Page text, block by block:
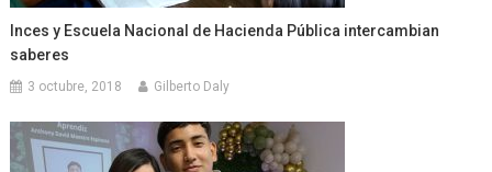
Inces y Escuela Nacional de Hacienda Pública intercambian
saberes
3 octubre, 2018 Gilberto Daly